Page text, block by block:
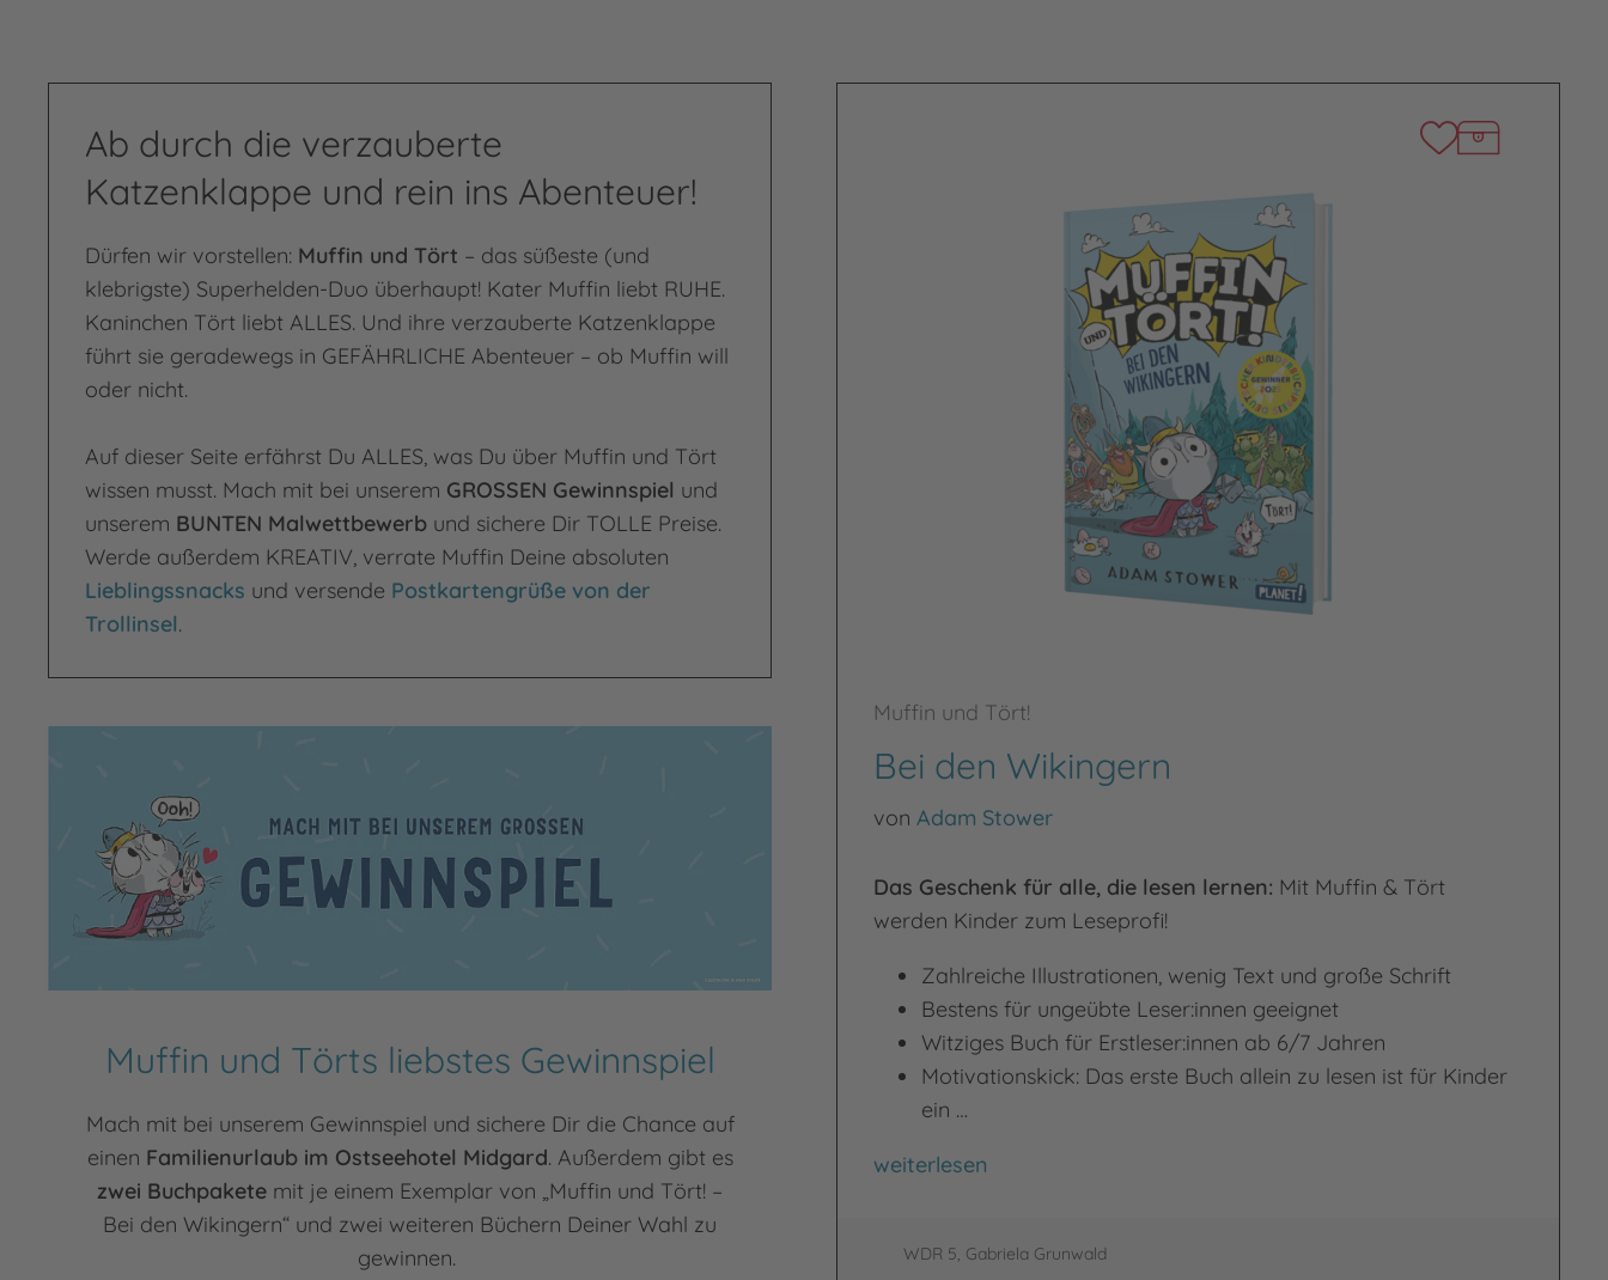
Ab durch die verzauberte
Katzenklappe und rein ins Abenteuer!
Dürfen wir vorstellen: Muffin und Tört – das süßeste (und
klebrigste) Superhelden-Duo überhaupt! Kater Muffin liebt RUHE.
Kaninchen Tört liebt ALLES. Und ihre verzauberte Katzenklappe
führt sie geradewegs in GEFÄHRLICHE Abenteuer – ob Muffin will
oder nicht.
Auf dieser Seite erfährst Du ALLES, was Du über Muffin und Tört
wissen musst. Mach mit bei unserem GROSSEN Gewinnspiel und
unserem BUNTEN Malwettbewerb und sichere Dir TOLLE Preise.
Werde außerdem KREATIV, verrate Muffin Deine absoluten
Lieblingssnacks und versende Postkartengrüße von der
Trollinsel.
Muffin und Tört!
Bei den Wikingern
von Adam Stower
Das Geschenk für alle, die lesen lernen: Mit Muffin & Tört
werden Kinder zum Leseprofi!
Zahlreiche Illustrationen, wenig Text und große Schrift
Bestens für ungeübte Leser:innen geeignet
Witziges Buch für Erstleser:innen ab 6/7 Jahren
Motivationskick: Das erste Buch allein zu lesen ist für Kinder
ein …
Bei den Wikingern
weiterlesen
WDR 5, Gabriela Grunwald
Muffin und Törts liebstes Gewinnspiel
Mach mit bei unserem Gewinnspiel und sichere Dir die Chance auf
einen Familienurlaub im Ostseehotel Midgard. Außerdem gibt es
zwei Buchpakete mit je einem Exemplar von „Muffin und Tört! –
Bei den Wikingern“ und zwei weiteren Büchern Deiner Wahl zu
gewinnen.